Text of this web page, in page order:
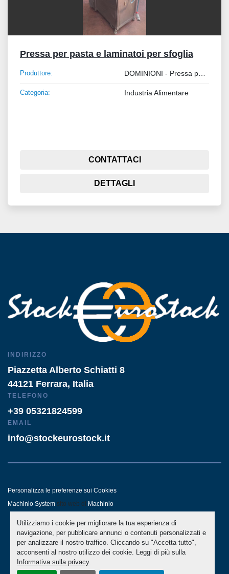
Utilizziamo i cookie per migliorare la tua esperienza di
navigazione, per pubblicare annunci o contenuti personalizzati e
per analizzare il nostro traffico. Cliccando su "Accetta tutto",
acconsenti al nostro utilizzo dei cookie. Leggi di più sulla
Informativa sulla privacy.
Pressa per pasta e laminatoi per sfoglia
Produttore: DOMINIONI - Pressa per pasta e laminatoi per sfoglia
Categoria: Industria Alimentare
CONTATTACI
DETTAGLI
INDIRIZZO
Piazzetta Alberto Schiatti 8
44121 Ferrara, Italia
TELEFONO
+39 05321824599
EMAIL
info@stockeurostock.it
Personalizza le preferenze sui Cookies
Machinio System sito web di Machinio
- LINKEDIN - WHATSAPP